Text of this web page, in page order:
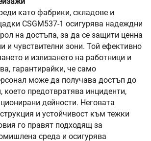
като фабрики, складове и
CSGM537-1 осигурява надеждни
на достъпа, за да се защити ценна
и чувствителни зони. Той ефективно
и излизането на работници и
гарантирайки, че само
може да получава достъп до
което предотвратява инциденти,
дейности. Неговата
и устойчивост към тежки
го правят подходящ за
среда и осигурява